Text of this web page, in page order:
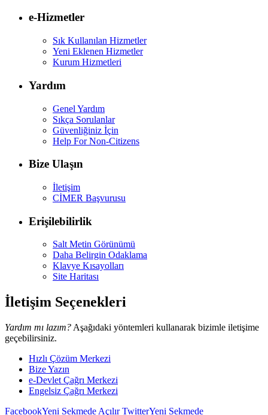
e-Hizmetler
Sık Kullanılan Hizmetler
Yeni Eklenen Hizmetler
Kurum Hizmetleri
Yardım
Genel Yardım
Sıkça Sorulanlar
Güvenliğiniz İçin
Help For Non-Citizens
Bize Ulaşın
İletişim
CİMER Başvurusu
Erişilebilirlik
Salt Metin Görünümü
Daha Belirgin Odaklama
Klavye Kısayolları
Site Haritası
İletişim Seçenekleri
Yardım mı lazım? Aşağıdaki yöntemleri kullanarak bizimle iletişime
geçebilirsiniz.
Hızlı Çözüm Merkezi
Bize Yazın
e-Devlet Çağrı Merkezi
Engelsiz Çağrı Merkezi
FacebookYeni Sekmede AçılırTwitterYeni Sekmede